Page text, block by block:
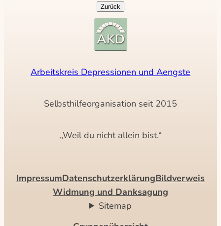
Arbeitskreis Depressionen und Aengste
Selbsthilfeorganisation seit 2015
„Weil du nicht allein bist.“
ImpressumDatenschutzerklärungBildverweis
Widmung und Danksagung
Sitemap